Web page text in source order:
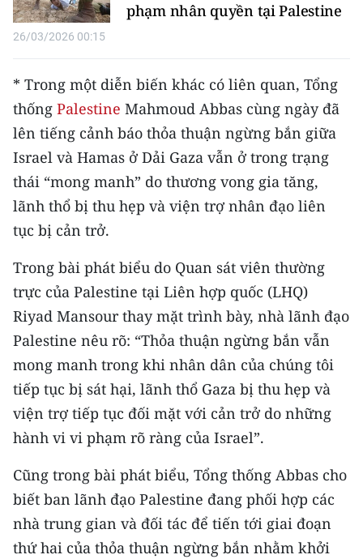
Media Du lịch
Media Thế giới
Media Thể thao
Media Giáo dục
Media Y tế
Media Khoa học - Công nghệ
Media Môi trường
Infographic
TIN MỚI
TIN ĐỊA PHƯƠNG
Trung du và miền núi phía Bắc
Bắc Trung Bộ
Duyên hải Nam Trung Bộ và Tây
Nguyên
phạm nhân quyền tại Palestine
26/03/2026 00:15
* Trong một diễn biến khác có liên quan, Tổng
thống Palestine Mahmoud Abbas cùng ngày đã
lên tiếng cảnh báo thỏa thuận ngừng bắn giữa
Israel và Hamas ở Dải Gaza vẫn ở trong trạng
thái “mong manh” do thương vong gia tăng,
lãnh thổ bị thu hẹp và viện trợ nhân đạo liên
tục bị cản trở.
Trong bài phát biểu do Quan sát viên thường
trực của Palestine tại Liên hợp quốc (LHQ)
Riyad Mansour thay mặt trình bày, nhà lãnh đạo
Palestine nêu rõ: “Thỏa thuận ngừng bắn vẫn
mong manh trong khi nhân dân của chúng tôi
tiếp tục bị sát hại, lãnh thổ Gaza bị thu hẹp và
viện trợ tiếp tục đối mặt với cản trở do những
hành vi vi phạm rõ ràng của Israel”.
Cũng trong bài phát biểu, Tổng thống Abbas cho
biết ban lãnh đạo Palestine đang phối hợp các
nhà trung gian và đối tác để tiến tới giai đoạn
thứ hai của thỏa thuận ngừng bắn nhằm khởi